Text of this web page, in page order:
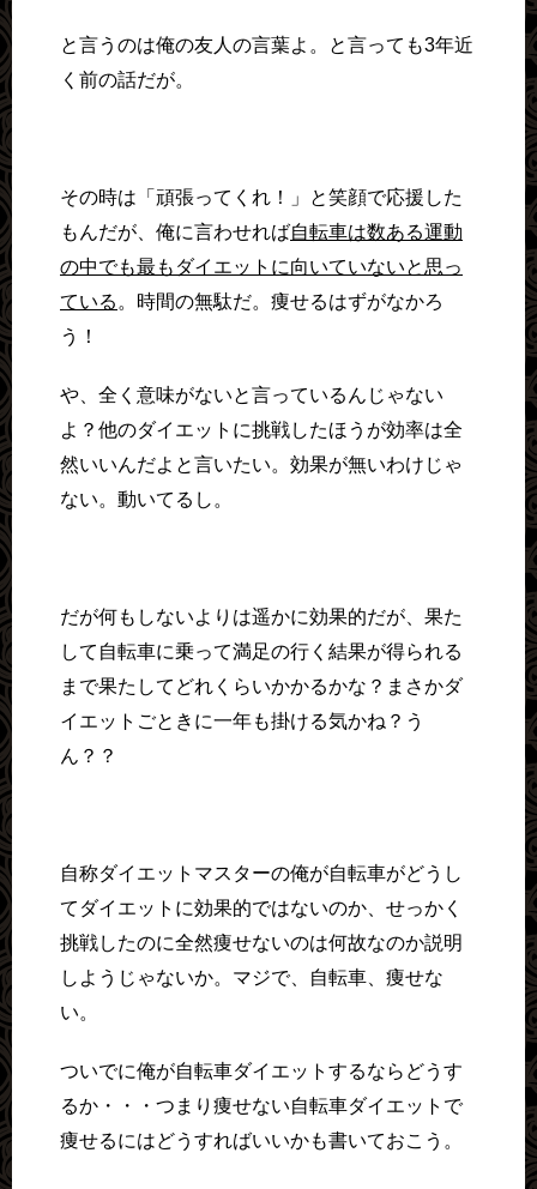
と言うのは俺の友人の言葉よ。と言っても3年近
く前の話だが。
その時は「頑張ってくれ！」と笑顔で応援した
もんだが、俺に言わせれば自転車は数ある運動
の中でも最もダイエットに向いていないと思っ
ている 。時間の無駄だ。痩せるはずがなかろ
う！
や、全く意味がないと言っているんじゃない
よ？他のダイエットに挑戦したほうが効率は全
然いいんだよと言いたい。効果が無いわけじゃ
ない。動いてるし。
だが何もしないよりは遥かに効果的だが、果た
して自転車に乗って満足の行く結果が得られる
まで果たしてどれくらいかかるかな？まさかダ
イエットごときに一年も掛ける気かね？う
ん？？
自称ダイエットマスターの俺が自転車がどうし
てダイエットに効果的ではないのか、せっかく
挑戦したのに全然痩せないのは何故なのか説明
しようじゃないか。マジで、自転車、痩せな
い。
ついでに俺が自転車ダイエットするならどうす
るか・・・つまり痩せない自転車ダイエットで
痩せるにはどうすればいいかも書いておこう。